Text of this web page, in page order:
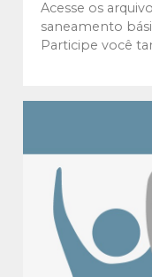
Acesse os
saneamento
Participe você